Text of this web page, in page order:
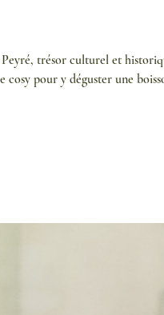
trésor culturel et
pour y déguster une